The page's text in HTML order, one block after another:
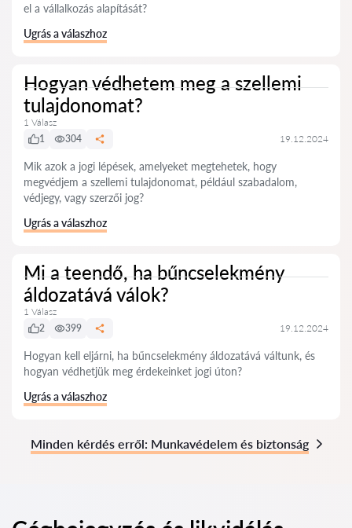
el a vállalkozás alapítását?
Ugrás a válaszhoz
Hogyan védhetem meg a szellemi
tulajdonomat?
1 Válasz
1
304 19.12.2024
Mik azok a jogi lépések, amelyeket megtehetek, hogy
megvédjem a szellemi tulajdonomat, például szabadalom,
védjegy, vagy szerzői jog?
Ugrás a válaszhoz
Mi a teendő, ha bűncselekmény
áldozatává válok?
1 Válasz
2
399 19.12.2024
Hogyan kell eljárni, ha bűncselekmény áldozatává váltunk, és
hogyan védhetjük meg érdekeinket jogi úton?
Ugrás a válaszhoz
Minden kérdés erről: Munkavédelem és biztonság